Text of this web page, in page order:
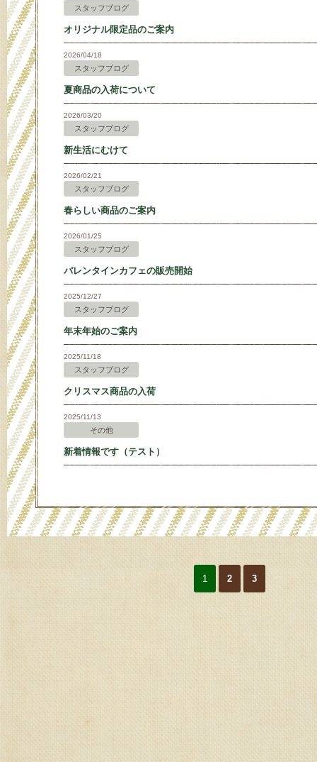
スタッフブログ
オリジナル限定品のご案内
2026/04/18
スタッフブログ
夏商品の入荷について
2026/03/20
スタッフブログ
新生活にむけて
2026/02/21
スタッフブログ
春らしい商品のご案内
2026/01/25
スタッフブログ
バレンタインカフェの販売開始
2025/12/27
スタッフブログ
年末年始のご案内
2025/11/18
スタッフブログ
クリスマス商品の入荷
2025/11/13
その他
新着情報です（テスト）
1 2 3